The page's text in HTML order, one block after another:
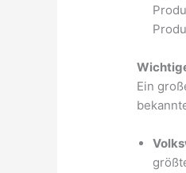
Ein